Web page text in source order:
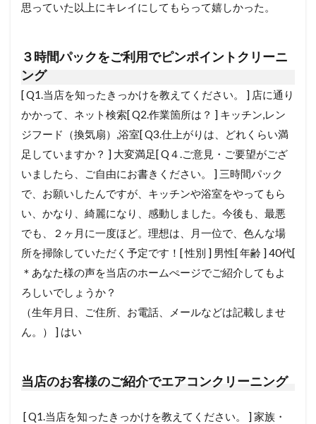
思っていた以上にキレイにしてもらって嬉しかった。
３時間パックをご利用でピンポイントクリーニ
ング
[ Q1.当店を知ったきっかけを教えてください。 ] 店に通り
かかって、ネット検索[ Q2.作業箇所は？ ] キッチン,レン
ジフード（換気扇）,浴室[ Q3.仕上がりは、どれくらい満
足していますか？ ] 大変満足[ Q４.ご意見・ご要望がござ
いましたら、ご自由にお書きください。 ] 三時間パック
で、お願いしたんですが、キッチンや浴室をやってもら
い、かなり、綺麗になり、感動しました。今後も、最悪
でも、２ヶ月に一度ほど。理想は、月一位で、色んな場
所を掃除していただく予定です！[ 性別 ] 男性[ 年齢 ] 40代[
＊あなた様の声を当店のホームぺージでご紹介してもよ
ろしいでしょうか？
（生年月日、ご住所、お電話、メールなどは記載しませ
ん。） ] はい
当店のお客様のご紹介でエアコンクリーニング
[ Q1.当店を知ったきっかけを教えてください。 ] 家族・